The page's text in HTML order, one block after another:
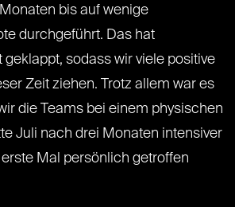
bis auf wenige
durchgeführt. Das hat
sodass wir viele positive
Zeit ziehen. Trotz allem war es
die Teams bei einem physischen
Juli nach drei Monaten intensiver
erste Mal persönlich getroffen